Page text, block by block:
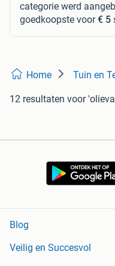
categorie werd
goedkoopste voor€ 5
Home Tuin en
12 resultaten voor
Blog
Veilig en Succesvol